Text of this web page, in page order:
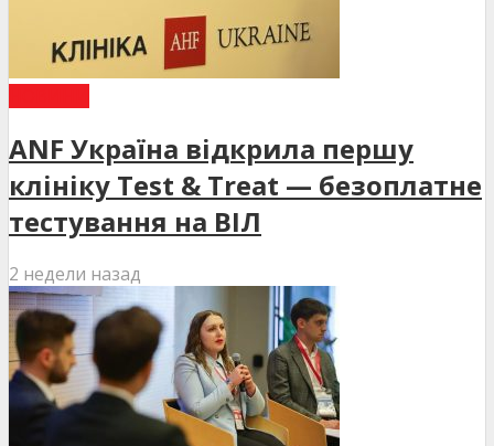
ANF Україна відкрила першу
клініку Test & Treat — безоплатне
тестування на ВІЛ
2 недели назад